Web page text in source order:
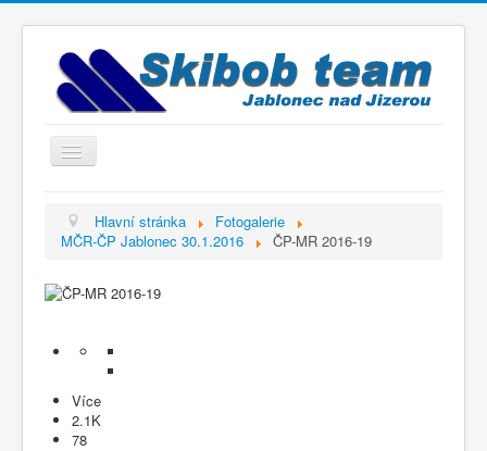
Přepnout
navigaci
Historie
Kontakty
Výsledky
Hlavní stránka
Fotogalerie
MČR-ČP Jablonec 30.1.2016
ČP-MR 2016-19
Více
2.1K
78